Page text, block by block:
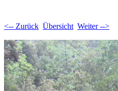
<-- Zurück Übersicht Weiter -->